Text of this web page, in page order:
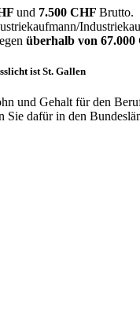
und 7.500 CHF Brutto.
überhalb von 67.000
ist St. Gallen
und Gehalt für den
Sie dafür in den